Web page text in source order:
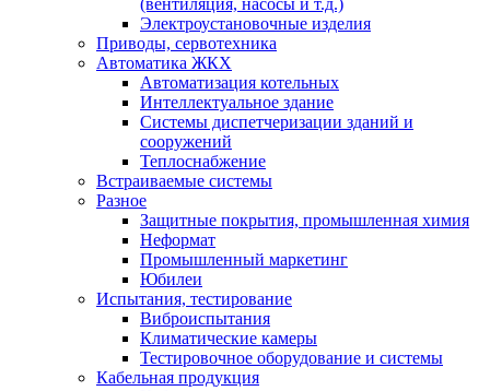
(вентиляция, насосы и т.д.)
Электроустановочные изделия
Приводы, сервотехника
Автоматика ЖКХ
Автоматизация котельных
Интеллектуальное здание
Системы диспетчеризации зданий и
сооружений
Теплоснабжение
Встраиваемые системы
Разное
Защитные покрытия, промышленная химия
Неформат
Промышленный маркетинг
Юбилеи
Испытания, тестирование
Виброиспытания
Климатические камеры
Тестировочное оборудование и системы
Кабельная продукция